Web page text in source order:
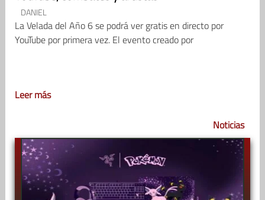
DANIEL
La Velada del Año 6 se podrá ver gratis en directo por
YouTube por primera vez. El evento creado por
Leer más
Noticias